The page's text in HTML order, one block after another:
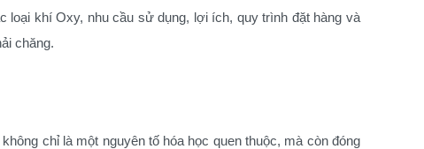
loại khí Oxy, nhu cầu sử dụng, lợi ích, quy trình đặt hàng và
chăng.
chỉ là một nguyên tố hóa học quen thuộc, mà còn đóng